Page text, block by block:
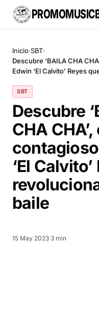
Inicio›SBT›
Descubre ‘BAILA CHA
Edwin ‘El Calvito’ Reyes
SBT
Descubre
CHA
‘El
baile
15 May 2023·3 min